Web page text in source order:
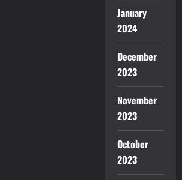
January
2024
December
2023
November
2023
October
2023